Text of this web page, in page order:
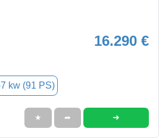
16.290 €
kw (91 PS)
★ ➦ ➜